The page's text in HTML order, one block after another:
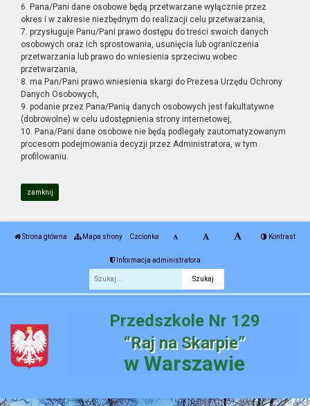
6. Pana/Pani dane osobowe będą przetwarzane wyłącznie przez
okres i w zakresie niezbędnym do realizacji celu przetwarzania,
7. przysługuje Panu/Pani prawo dostępu do treści swoich danych
osobowych oraz ich sprostowania, usunięcia lub ograniczenia
przetwarzania lub prawo do wniesienia sprzeciwu wobec
przetwarzania,
8. ma Pan/Pani prawo wniesienia skargi do Prezesa Urzędu Ochrony
Danych Osobowych,
9. podanie przez Pana/Panią danych osobowych jest fakultatywne
(dobrowolne) w celu udostępnienia strony internetowej,
10. Pana/Pani dane osobowe nie będą podlegały zautomatyzowanym
procesom podejmowania decyzji przez Administratora, w tym
profilowaniu.
zamknij
Strona główna Mapa strony Czcionka Kontrast
Informacja administratora
Przedszkole Nr 129
“Raj na Skarpie”
w Warszawie